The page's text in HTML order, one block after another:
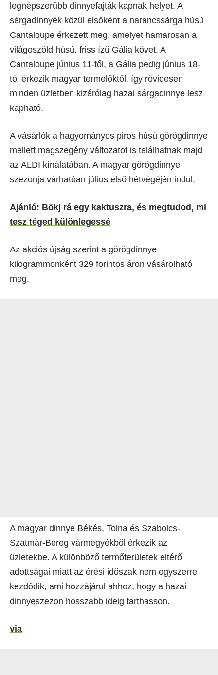
legnépszerűbb dinnyefajták kapnak helyet. A
sárgadinnyék közül elsőként a narancssárga húsú
Cantaloupe érkezett meg, amelyet hamarosan a
világoszöld húsú, friss ízű Gália követ. A
Cantaloupe június 11-től, a Gália pedig június 18-
tól érkezik magyar termelőktől, így rövidesen
minden üzletben kizárólag hazai sárgadinnye lesz
kapható.
A vásárlók a hagyományos piros húsú görögdinnye
mellett magszegény változatot is találhatnak majd
az ALDI kínálatában. A magyar görögdinnye
szezonja várhatóan július első hétvégéjén indul.
Ajánló: Bökj rá egy kaktuszra, és megtudod, mi
tesz téged különlegessé
Az akciós újság szerint a görögdinnye
kilogrammonként 329 forintos áron vásárolható
meg.
A magyar dinnye Békés, Tolna és Szabolcs-
Szatmár-Bereg vármegyékből érkezik az
üzletekbe. A különböző termőterületek eltérő
adottságai miatt az érési időszak nem egyszerre
kezdődik, ami hozzájárul ahhoz, hogy a hazai
dinnyeszezon hosszabb ideig tarthasson.
via